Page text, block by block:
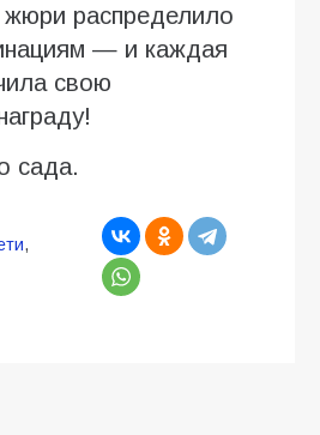
жюри распределило
— и каждая
свою
сада.
,